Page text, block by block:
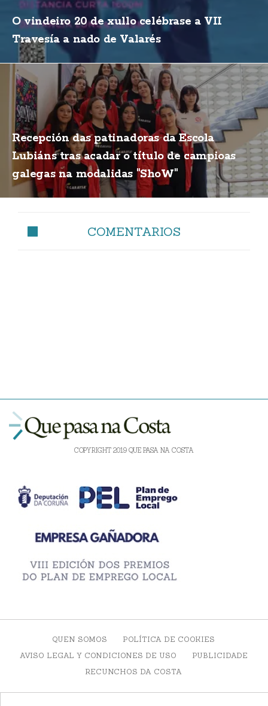
O vindeiro 20 de xullo celébrase a VII
Travesía a nado de Valarés
Recepción das patinadoras da Escola
Lubiáns tras acadar o título de campioas
galegas na modalidas "ShoW"
COMENTARIOS
COPYRIGHT 2019 QUE PASA NA COSTA
QUEN SOMOS
POLÍTICA DE COOKIES
AVISO LEGAL Y CONDICIONES DE USO
PUBLICIDADE
RECUNCHOS DA COSTA